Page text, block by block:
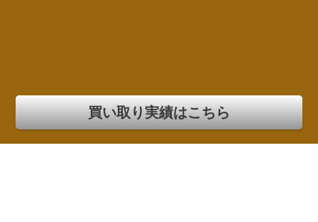
買い取り実績はこちら